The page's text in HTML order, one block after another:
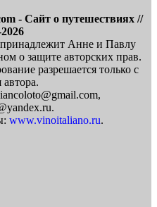
- Сайт о путешествиях //
принадлежит Анне и Павлу
о защите авторских прав.
разрешается только с
автора.
www.vinoitaliano.ru.